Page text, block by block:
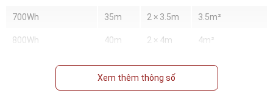
700Wh 35m 2 × 3.5m 3.5m²
800Wh 40m 2 × 4m 4m²
45m 2 × 4.5m 4.5m²
Xem thêm thông số